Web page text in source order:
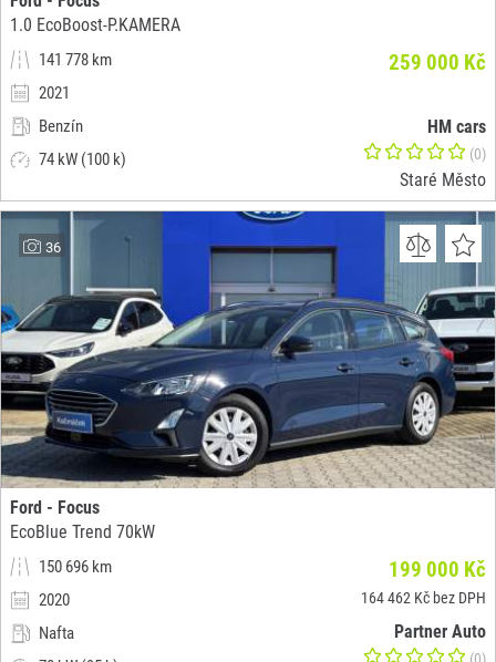
1.0 EcoBoost-P.KAMERA
141 778 km
2021
Benzín
74 kW (100 k)
259 000 Kč
HM cars
(0)
Staré Město
36
Ford - Focus
EcoBlue Trend 70kW
150 696 km
2020
Nafta
199 000 Kč
164 462 Kč bez DPH
Partner Auto